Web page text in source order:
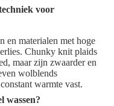
voor
en materialen met hoge
Chunky knit plaids
maar zijn zwaarder en
wolblends
warmte vast.
wassen?